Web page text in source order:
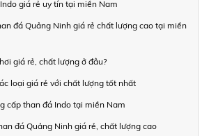
giá rẻ uy tín tại miền Nam
đá Quảng Ninh giá rẻ chất lượng cao tại miền
giá rẻ, chất lượng ở đâu?
loại giá rẻ với chất lượng tốt nhất
cấp than đá Indo tại miền Nam
đá Quảng Ninh giá rẻ, chất lượng cao